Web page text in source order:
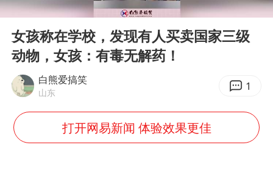
网约车司机充电时猝死保险拒赔
白海豚将正面袭击贯穿浙江
周末打虎 宋致远被查
浙江台州《告全体市民书》
刘浩存百花奖开幕式红裙起舞
张本智和：零封向鹏不意外
Play
00:00 00:14
女孩称在学校，发现有人买卖国家三级
动物，女孩：有毒无解药！
白熊爱搞笑
山东 1
打开网易新闻 体验效果更佳